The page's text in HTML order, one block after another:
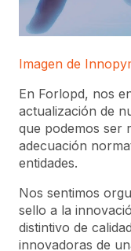
Imagen de
En Forlopd, nos
actualización de
que podemos ser
adecuación
entidades.
Nos sentimos
sello a la
distintivo de
innovadoras de